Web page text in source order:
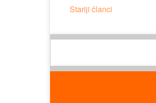
Navigacija
člancima
Stariji članci